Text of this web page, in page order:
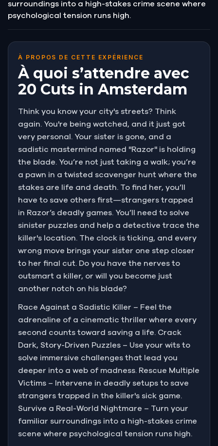
surroundings into a high-stakes crime scene where
psychological tension runs high.
À PROPOS DE CETTE EXPÉRIENCE
À quoi s’attendre avec
20 Cuts in Amsterdam
Think you know your city's streets? Think
again. You're being watched, and it just got
very personal. Your sister is gone, and a
sadistic mastermind named "Razor" is holding
the blade. You’re not just taking a walk; you’re
a pawn in a twisted scavenger hunt where the
stakes are life and death. To find her, you’ll
have to save others first—strangers trapped
in Razor’s deadly games. You’ll need to solve
sinister puzzles and help a detective trace the
killer's location. The clock is ticking, and every
wrong move brings your sister one step closer
to her final cut. Do you have the nerves to
outsmart a killer, or will you become just
another notch on his blade?
Race Against a Sadistic Killer – Feel the
adrenaline of a cinematic thriller where every
second counts toward saving a life. Crack
Dark, Story-Driven Puzzles – Use your wits to
solve immersive challenges that lead you
deeper into a web of madness. Rescue Multiple
Victims – Intervene in deadly setups to save
strangers trapped in the killer's sick game.
Survive a Real-World Nightmare – Turn your
familiar surroundings into a high-stakes crime
scene where psychological tension runs high.